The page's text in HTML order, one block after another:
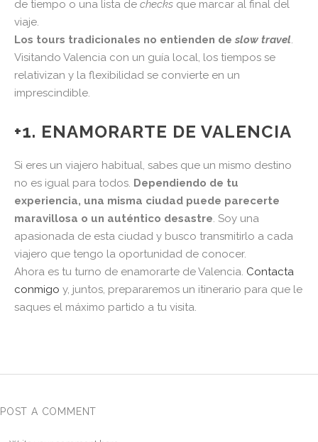
de tiempo o una lista de checks que marcar al final del
viaje.
Los tours tradicionales no entienden de slow travel.
Visitando Valencia con un guía local, los tiempos se
relativizan y la flexibilidad se convierte en un
imprescindible.
+1. ENAMORARTE DE VALENCIA
Si eres un viajero habitual, sabes que un mismo destino
no es igual para todos. Dependiendo de tu
experiencia, una misma ciudad puede parecerte
maravillosa o un auténtico desastre. Soy una
apasionada de esta ciudad y busco transmitirlo a cada
viajero que tengo la oportunidad de conocer.
Ahora es tu turno de enamorarte de Valencia. Contacta
conmigo y, juntos, prepararemos un itinerario para que le
saques el máximo partido a tu visita.
POST A COMMENT